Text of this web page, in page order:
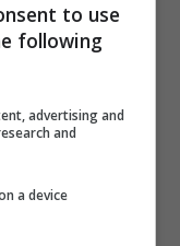
che cosa si
occupa di
to use
following
advertising and
and
a device